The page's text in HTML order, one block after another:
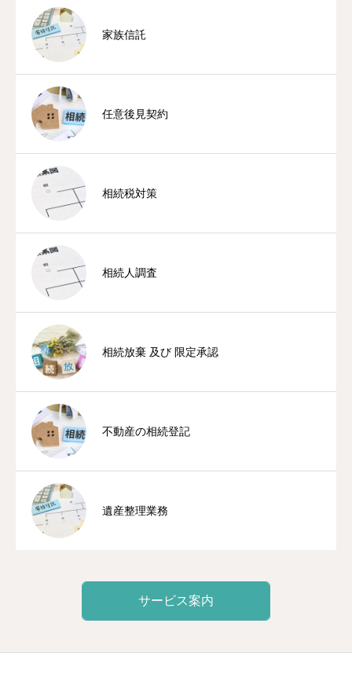
家族信託
任意後見契約
相続税対策
相続人調査
相続放棄 及び 限定承認
不動産の相続登記
遺産整理業務
サービス案内